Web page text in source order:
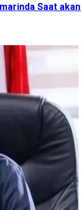
Saat